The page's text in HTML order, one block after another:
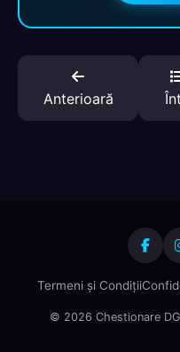
Anterioară
Termeni și Condiții
© 2026 Chestionare